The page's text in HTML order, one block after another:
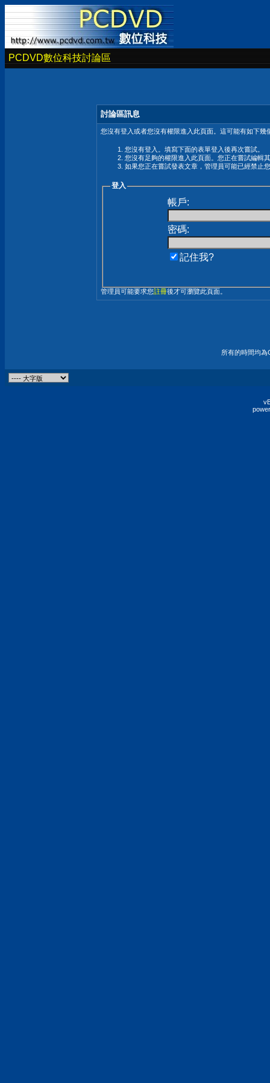
PCDVD數位科技討論區
討論區訊息
您沒有登入或者您沒有權限進入此頁面。這可能有如下幾
您沒有登入。填寫下面的表單登入後再次嘗試。
您沒有足夠的權限進入此頁面。您正在嘗試編輯
如果您正在嘗試發表文章，管理員可能已經禁止
登入
帳戶:
密碼:
記住我?
管理員可能要求您註冊後才可瀏覽此頁面。
所有的時間均為